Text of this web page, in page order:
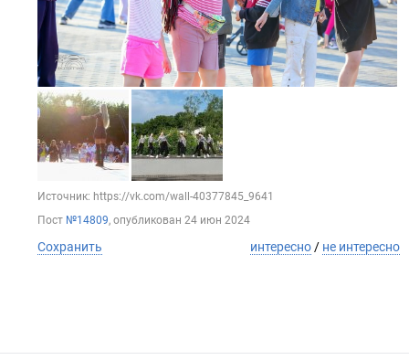
Источник: https://vk.com/wall-40377845_9641
Пост №14809, опубликован 24 июн 2024
Сохранить интересно / не интересно